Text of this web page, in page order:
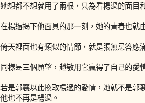
她想都不想就用了兩根，只為看楊過的面目
在楊過揭下他面具的那一刻，她的青春也就
倚天裡面也有類似的情節，就是張無忌答應
同樣是三個願望，趙敏用它贏得了自己的愛
若是郭襄以此換取楊過的愛情，她就不是郭
他也不再是楊過。